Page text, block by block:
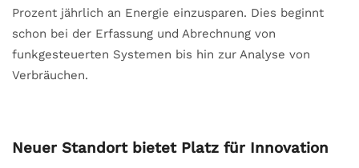
Prozent jährlich an Energie einzusparen. Dies beginnt
schon bei der Erfassung und Abrechnung von
funkgesteuerten Systemen bis hin zur Analyse von
Verbräuchen.
Neuer Standort bietet Platz für Innovation